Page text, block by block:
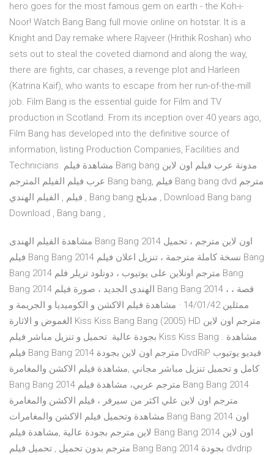
hero goes for the most famous gem on earth - the Koh-i-
Noor! Watch Bang Bang full movie online on hotstar. It is a
Knight and Day remake where Rajveer (Hrithik Roshan) who
sets out to steal the coveted diamond and along the way,
there are fights, car chases, a revenge plot and Harleen
(Katrina Kaif), who wants to escape from her run-of-the-mill
job. Film Bang is the essential guide for Film and TV
production in Scotland. From its inception over 40 years ago,
Film Bang has developed into the definitive source of
information, listing Production Companies, Facilities and
Technicians. مشاهدة فيلم Bang bang مدونة عرب فيلم اون لاين
عرب فيلم الفيلم المترجم Bang bang, فيلم Bang bang dvd مترجم
, فيلم , الفيلم الهندي Bang bang مدبلج , Download Bang bang
Download , Bang bang ,
مشاهدة الفيلم الهندى Bang Bang 2014 اون لاين مترجم ، تحميل
فيلم Bang Bang 2014 نسخة كاملة مترجمة ، تنزيل اعلان فيلم Bang
Bang 2014 مترجم اونلاين على يوتيوب ، دونلود تريلر فلم Bang
Bang 2014 الهندى الجديد ، صورة فيلم Bang Bang 2014 ، قصة ،
ممثلين 14/01/42 · مشاهدة فيلم الاكشن و الكوميديا و الجريمة و
الغموض و الاثارة Kiss Kiss Bang Bang (2005) HD مترجم اون لاين
بجودة عالية. تحميل و تنزيل مباشر فيلم Kiss Kiss Bang . مشاهدة
فيلم Bang Bang 2014 مترجم اون لاين بجودة DvdRiP فيديو يوتيوب
كامل و تحميل تنزيل مباشر مجاني ,مشاهدة فيلم الاكشن والمغامرة
Bang Bang 2014 مترجم عربي، مشاهدة فيلم Bang Bang 2014
مترجم اون لاين علي اكثر من سيرفر ، فيلم الاكشن والمغامرة
مشاهدة وتحميل فيلم الاكشن والمغامرات Bang Bang 2014 اون
لاين مترجم بجودة عالية ,مشاهدة فيلم Bang Bang 2014 اون لاين
مترجم بدون تحميل , تحميل فيلم Bang Bang 2014 بجودة dvdrip